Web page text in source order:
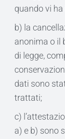
quando vi ha
b) la
anonima o il
di legge,
dati sono
trattati;
c)
a) e b) sono